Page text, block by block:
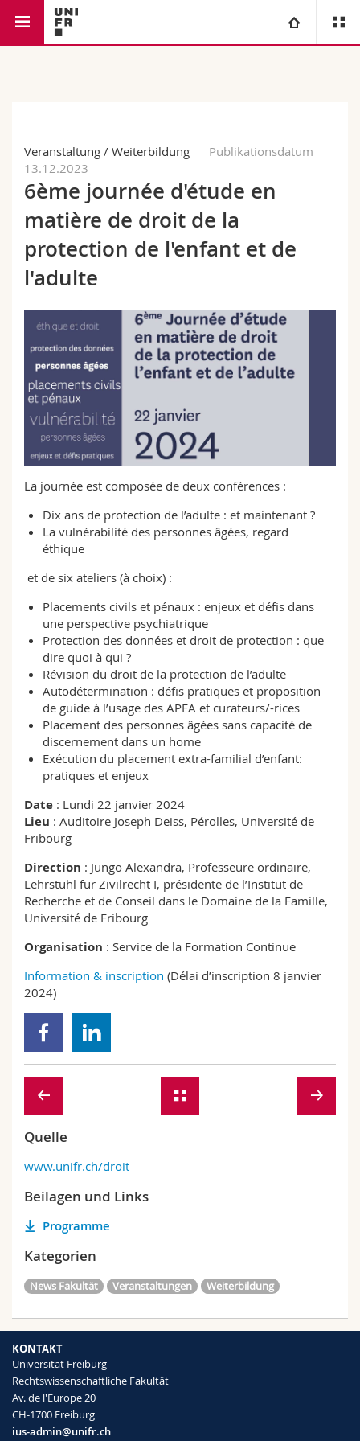
Campus
Forschung
Universität
Weiterbildung
Theologische Fak.
Rechtswissenschaftliche Fak.
Wirtschafts- und Sozialwissenschaftliche Fak.
Philosophische Fak.
Fak. für Erziehungs- und Bildungswissenschaften
Math.-Nat. und Med. Fak.
Interfakultär
Informationen für
Studieninteressierte
Studierende
Medien
Forschende
Mitarbeitende
Doktorierende
Ressourcen
Personenverzeichnis
Ortsplan
Bibliotheken
Webmail
Vorlesungsverzeichnis
MyUnifr
Veranstaltung / Weiterbildung
Publikationsdatum
13.12.2023
6ème journée d'étude en
matière de droit de la
protection de l'enfant et de
l'adulte
La journée est composée de deux conférences :
Dix ans de protection de l’adulte : et maintenant ?
La vulnérabilité des personnes âgées, regard
éthique
et de six ateliers (à choix) :
Placements civils et pénaux : enjeux et défis dans
une perspective psychiatrique
Protection des données et droit de protection : que
dire quoi à qui ?
Révision du droit de la protection de l’adulte
Autodétermination : défis pratiques et proposition
de guide à l’usage des APEA et curateurs/-rices
Placement des personnes âgées sans capacité de
discernement dans un home
Exécution du placement extra-familial d’enfant:
pratiques et enjeux
Date : Lundi 22 janvier 2024
Lieu : Auditoire Joseph Deiss, Pérolles, Université de
Fribourg
Direction : Jungo Alexandra, Professeure ordinaire,
Lehrstuhl für Zivilrecht I, présidente de l’Institut de
Recherche et de Conseil dans le Domaine de la Famille,
Université de Fribourg
Organisation : Service de la Formation Continue
Information & inscription (Délai d’inscription 8 janvier
2024)
Quelle
www.unifr.ch/droit
Beilagen und Links
Programme
Kategorien
News Fakultät Veranstaltungen Weiterbildung
KONTAKT
Universität Freiburg
Rechtswissenschaftliche Fakultät
Av. de l'Europe 20
CH-1700 Freiburg
ius-admin@unifr.ch